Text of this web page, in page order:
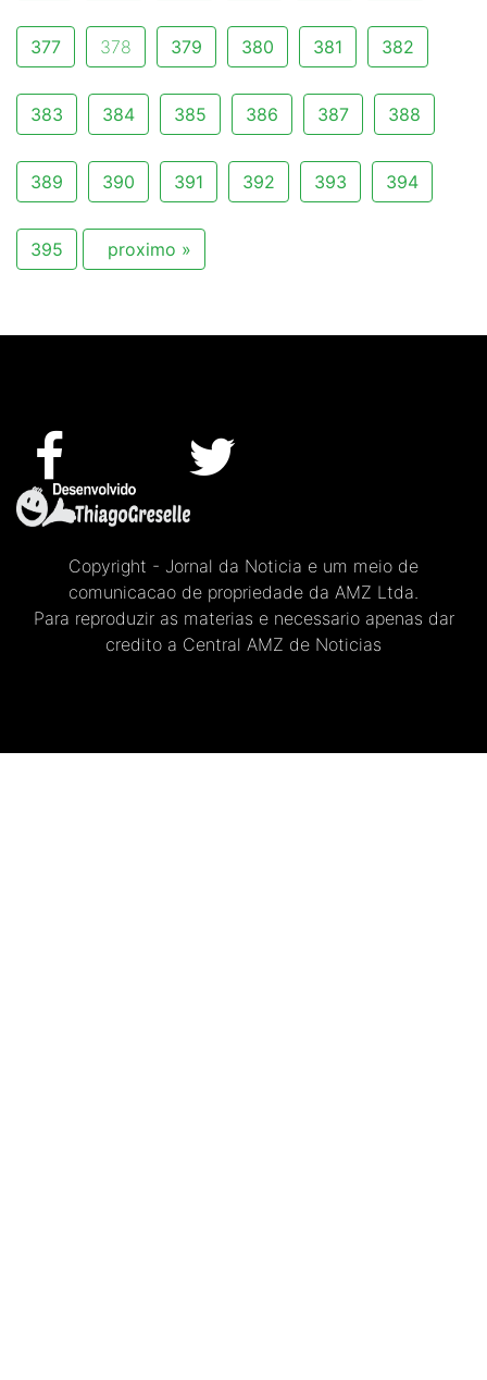
377 378 379 380 381 382
383 384 385 386 387 388
389 390 391 392 393 394
395 proximo »
Copyright - Jornal da Noticia e um meio de
comunicacao de propriedade da AMZ Ltda.
Para reproduzir as materias e necessario apenas dar
credito a Central AMZ de Noticias